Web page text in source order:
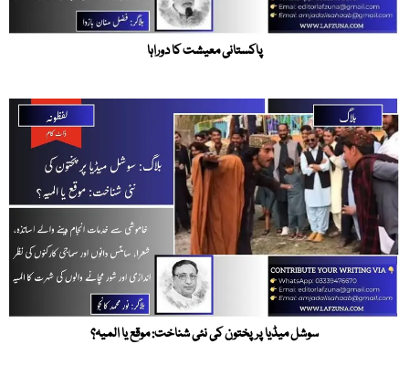
پاکستانی معیشت کا دوراہا
سوشل میڈیا پر پختون کی نئی شناخت: موقع یا المیہ؟